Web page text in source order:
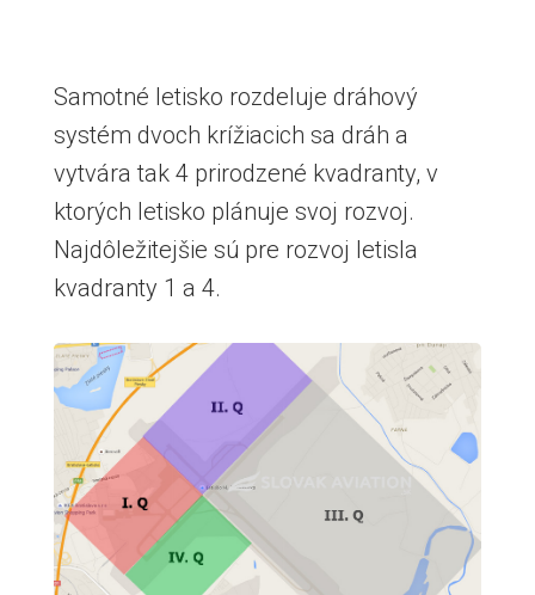
Samotné letisko rozdeluje dráhový
systém dvoch krížiacich sa dráh a
vytvára tak 4 prirodzené kvadranty, v
ktorých letisko plánuje svoj rozvoj.
Najdôležitejšie sú pre rozvoj letisla
kvadranty 1 a 4.